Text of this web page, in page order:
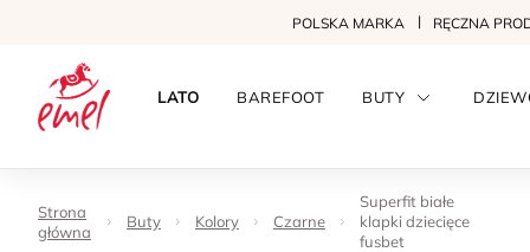
POLSKA MARKA RĘCZNA
LATO BAREFOOT BUTY
Strona
główna
Buty Kolory Czarne
Superfit białe
klapki dziecięce
fusbet